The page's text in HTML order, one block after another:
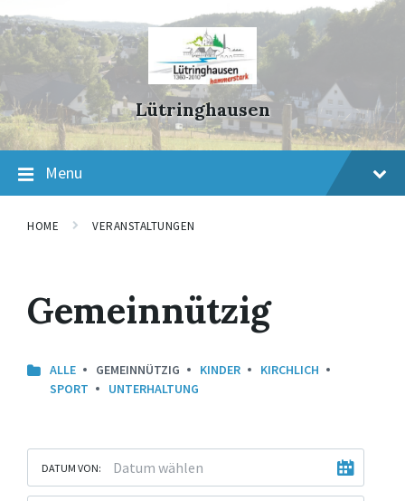
to
content
to
main
navigation
to
footer
Lütringhausen
Menu
HOME VERANSTALTUNGEN
Gemeinnützig
ALLE GEMEINNÜTZIG KINDER
KIRCHLICH
SPORT
UNTERHALTUNG
DATUM VON: